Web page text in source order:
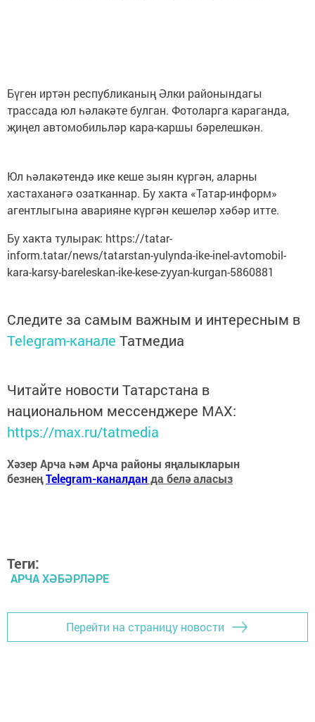
Бүген иртән республиканың Әлки районындагы
трассада юл һәлакәте булган. Фотоларга караганда,
җиңел автомобильләр кара-каршы бәрелешкән.
Юл һәлакәтендә ике кеше зыян күргән, аларны
хастаханәгә озатканнар. Бу хакта «Татар-информ»
агентлыгына аварияне күргән кешеләр хәбәр итте.
Бу хакта тулырак: https://tatar-
inform.tatar/news/tatarstan-yulynda-ike-inel-avtomobil-
kara-karsy-bareleskan-ike-kese-zyyan-kurgan-5860881
Следите за самым важным и интересным в
Telegram-канале Татмедиа
Читайте новости Татарстана в
национальном мессенджере MАХ:
https://max.ru/tatmedia
Хәзер Арча һәм Арча районы яңалыкларын
безнеңTelegram-каналданда белә аласыз
Теги:
АРЧА ХӘБӘРЛӘРЕ
Перейти на страницу новости